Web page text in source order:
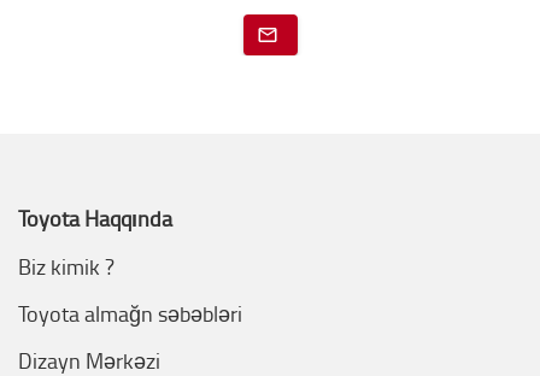
Toyota Haqqında
Biz kimik ?
Toyota almağn səbəbləri
Dizayn Mərkəzi